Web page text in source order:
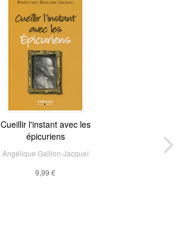
Cueillir l'instant avec les
épicuriens
Angélique Gaillon-Jacquel
9,99 €